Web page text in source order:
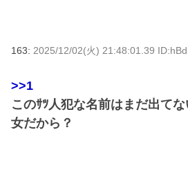
163: 2025/12/02(火) 21:48:01.39
>>1
このｻﾂ人犯な名前はまだ出てな
女だから？